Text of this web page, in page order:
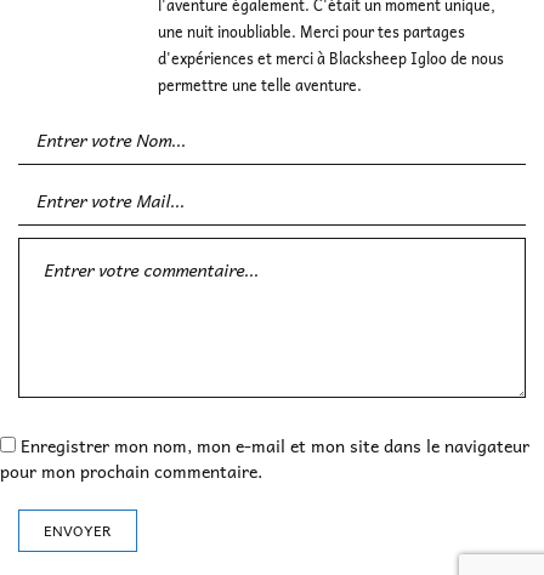
une nuit inoubliable. Merci pour tes partages
d'expériences et merci à Blacksheep Igloo de nous
permettre une telle aventure.
Enregistrer mon nom, mon e-mail et mon site dans le navigateur
pour mon prochain commentaire.